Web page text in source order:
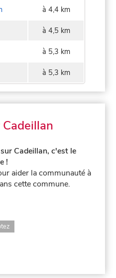
à 4,4 km
à 4,5 km
à 5,3 km
à 5,3 km
Cadeillan, c'est le
!
aider la communauté à
cette commune.